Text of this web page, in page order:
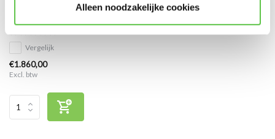
Alleen noodzakelijke cookies
Cisco Meraki MS350-24
Vergelijk
€1.860,00
Excl. btw